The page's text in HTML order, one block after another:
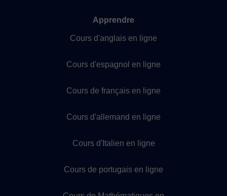
Apprendre
Cours d'anglais en ligne
Cours d'espagnol en ligne
Cours de français en ligne
Cours d'allemand en ligne
Cours d'Italien en ligne
Cours de portugais en ligne